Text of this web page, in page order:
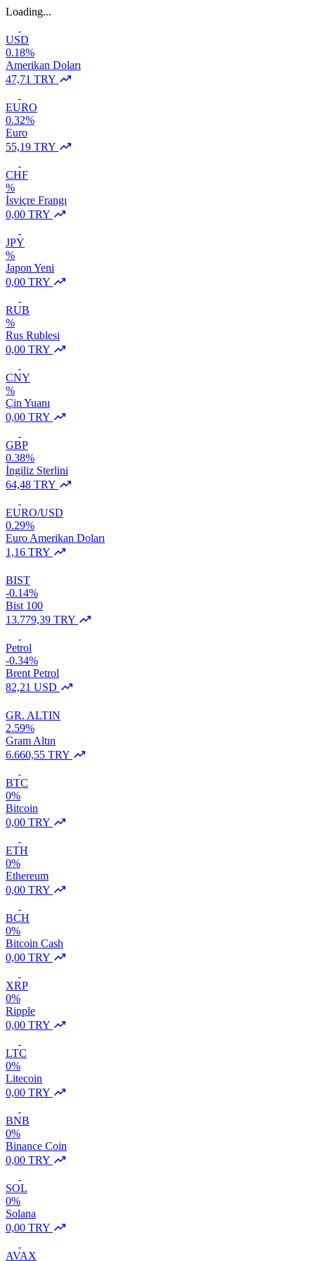
Loading...
USD
0.18%
Amerikan Doları
47,71 TRY
EURO
0.32%
Euro
55,19 TRY
CHF
%
İsviçre Frangı
0,00 TRY
JPY
%
Japon Yeni
0,00 TRY
RUB
%
Rus Rublesi
0,00 TRY
CNY
%
Çin Yuanı
0,00 TRY
GBP
0.38%
İngiliz Sterlini
64,48 TRY
EURO/USD
0.29%
Euro Amerikan Doları
1,16 TRY
BIST
-0.14%
Bist 100
13.779,39 TRY
Petrol
-0.34%
Brent Petrol
82,21 USD
GR. ALTIN
2.59%
Gram Altın
6.660,55 TRY
BTC
0%
Bitcoin
0,00 TRY
ETH
0%
Ethereum
0,00 TRY
BCH
0%
Bitcoin Cash
0,00 TRY
XRP
0%
Ripple
0,00 TRY
LTC
0%
Litecoin
0,00 TRY
BNB
0%
Binance Coin
0,00 TRY
SOL
0%
Solana
0,00 TRY
AVAX